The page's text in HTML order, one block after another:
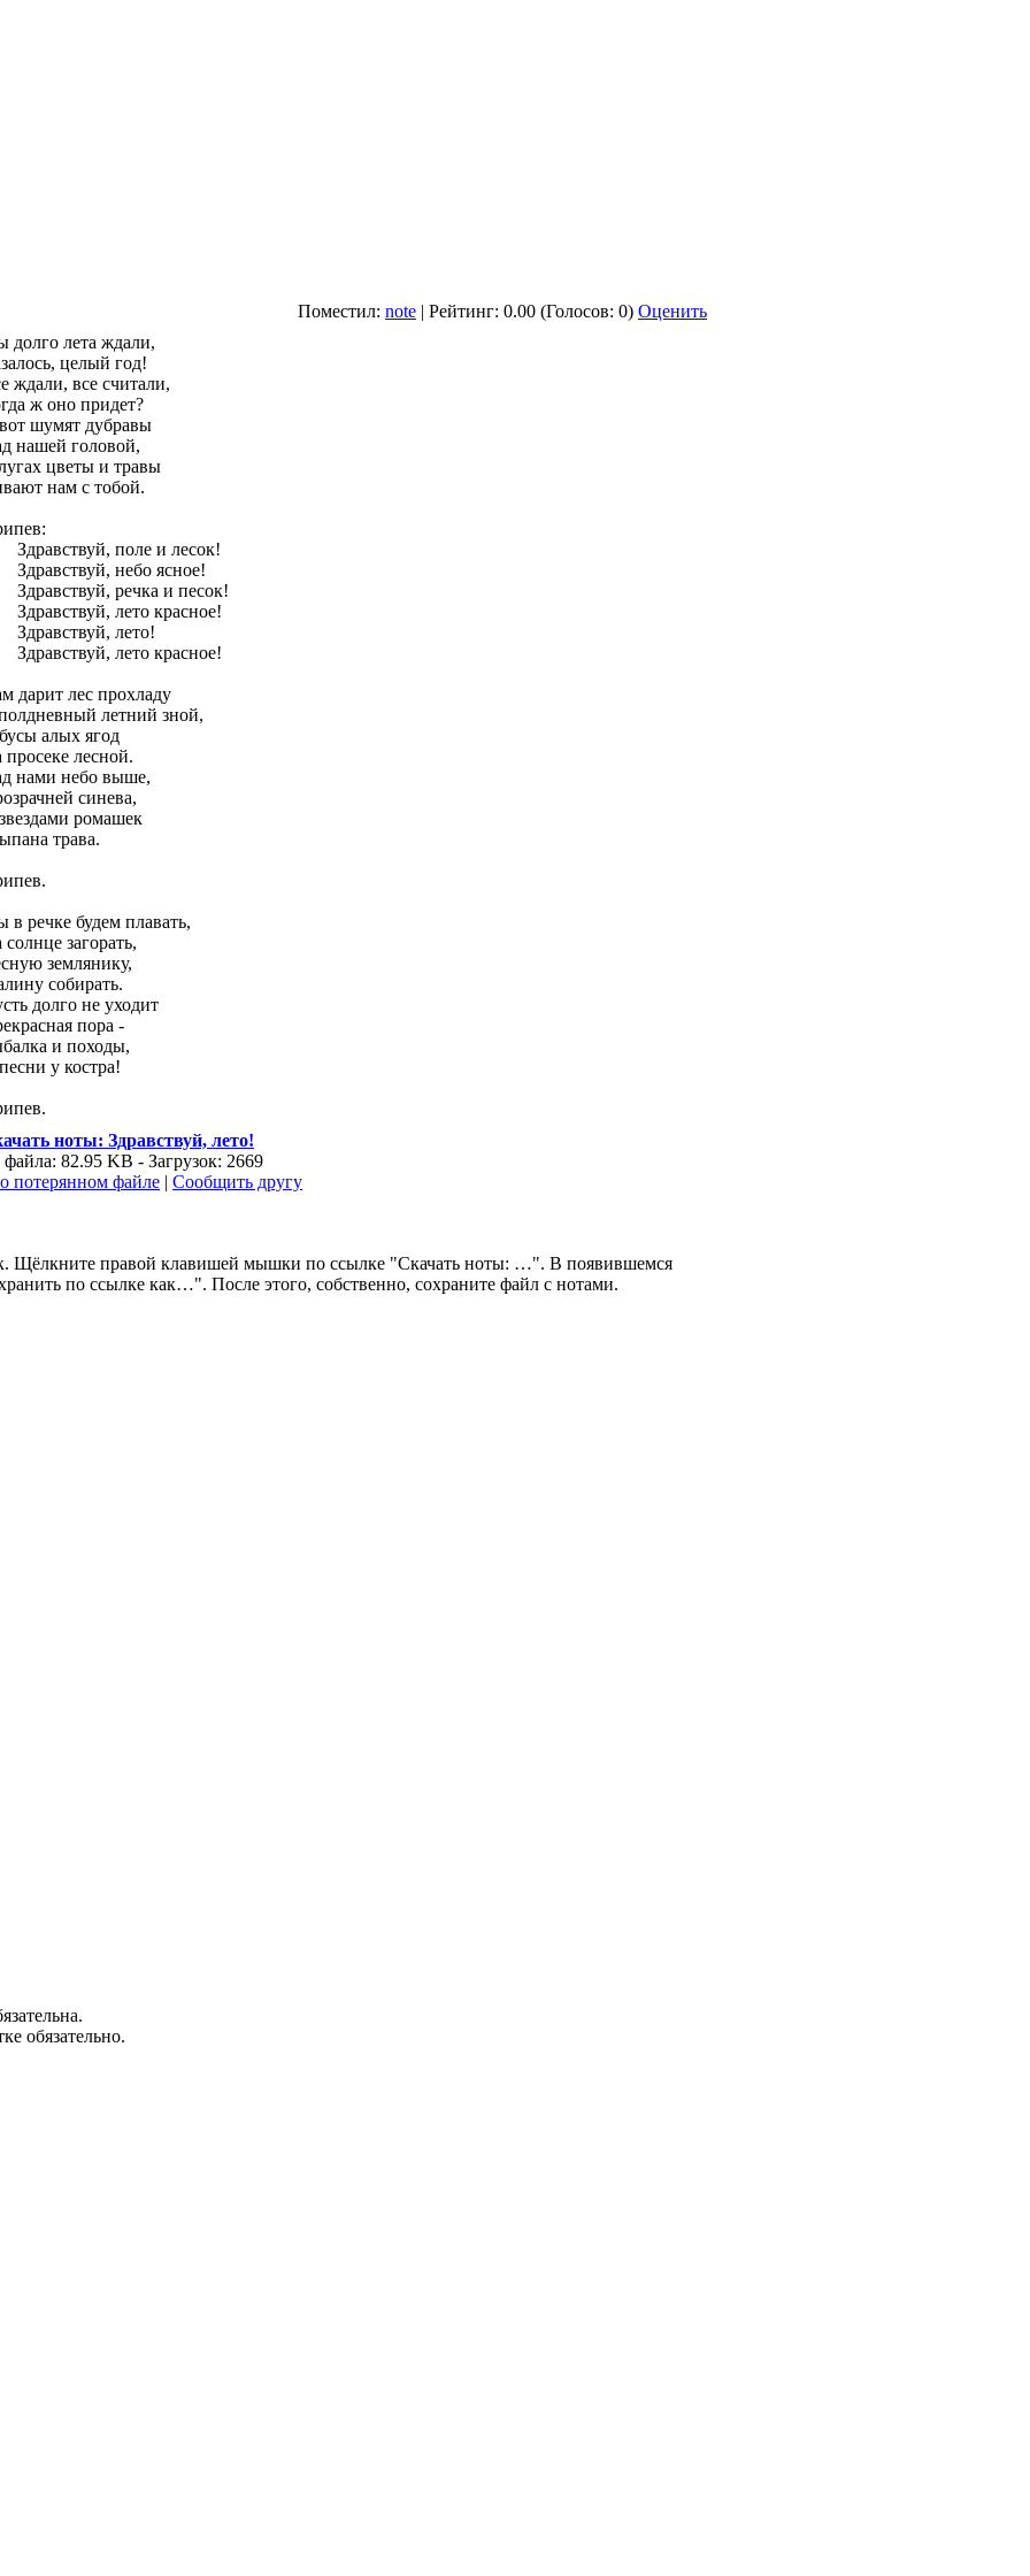
Поместил: note | Рейтинг: 0.00 (Голосов: 0) Оценить
долго лета ждали,
целый год!
ждали, все считали,
ж оно придет?
шумят дубравы
нашей головой,
цветы и травы
нам с тобой.
поле и лесок!
небо ясное!
речка и песок!
лето красное!
лето!
лето красное!
дарит лес прохладу
летний зной,
алых ягод
просеке лесной.
нами небо выше,
синева,
ромашек
трава.
в речке будем плавать,
загорать,
землянику,
собирать.
долго не уходит
пора -
и походы,
у костра!
ноты: Здравствуй, лето!
файла: 82.95 KB - Загрузок: 2669
потерянном файле | Сообщить другу
Щёлкните правой клавишей мышки по ссылке "Скачать ноты: …". В появившемся
по ссылке как…". После этого, собственно, сохраните файл с нотами.
обязательно.